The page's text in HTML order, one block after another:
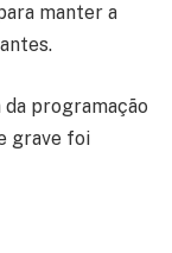
manter a
programação
grave foi